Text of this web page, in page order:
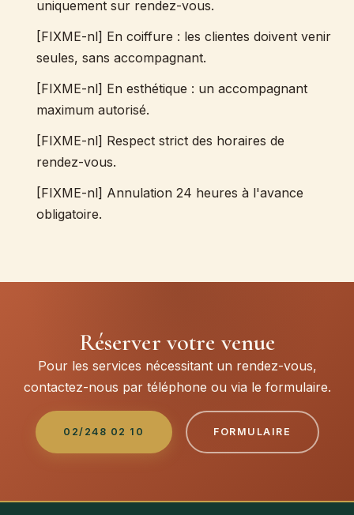
uniquement sur rendez-vous.
[FIXME-nl] En coiffure : les clientes doivent venir
seules, sans accompagnant.
[FIXME-nl] En esthétique : un accompagnant
maximum autorisé.
[FIXME-nl] Respect strict des horaires de
rendez-vous.
[FIXME-nl] Annulation 24 heures à l'avance
obligatoire.
Réserver votre venue
Pour les services nécessitant un rendez-vous,
contactez-nous par téléphone ou via le formulaire.
02/248 02 10 FORMULAIRE